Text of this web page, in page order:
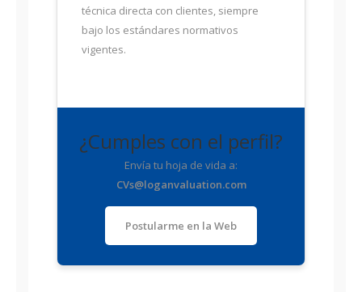
técnica directa con clientes, siempre
bajo los estándares normativos
vigentes.
¿Cumples con el perfil?
Envía tu hoja de vida a:
CVs@loganvaluation.com
Postularme en la Web